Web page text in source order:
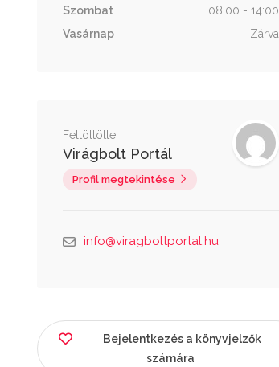
Szombat
08:00 - 14:00
Vasárnap
Zárva
Feltöltötte:
Virágbolt Portál
Profil megtekintése
info@viragboltportal.hu
Bejelentkezés a könyvjelzők
számára